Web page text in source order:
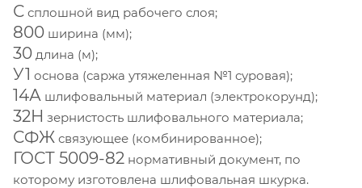
С сплошной вид рабочего слоя;
800 ширина (мм);
30 длина (м);
У1 основа (саржа утяжеленная №1 суровая);
14А шлифовальный материал (электрокорунд);
32Н зернистость шлифовального материала;
СФЖ связующее (комбинированное);
ГОСТ 5009-82 нормативный документ, по
которому изготовлена шлифовальная шкурка.